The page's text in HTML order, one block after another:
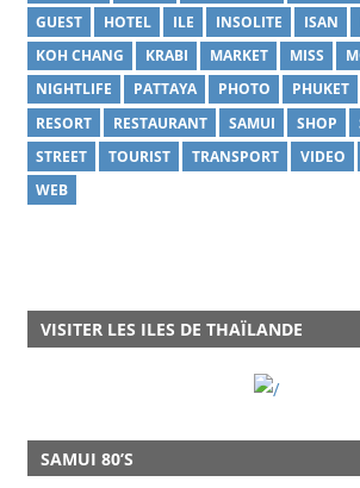
GUEST
HOTEL ILE INSOLITE ISAN
KOH CHANG
KRABI MARKET MISS
NIGHTLIFE
PATTAYA PHOTO PHUKET
RESORT
RESTAURANT SAMUI SHOP
STREET
TOURIST TRANSPORT VIDEO
WEB
VISITER LES ILES DE THAÏLANDE
SAMUI 80’S